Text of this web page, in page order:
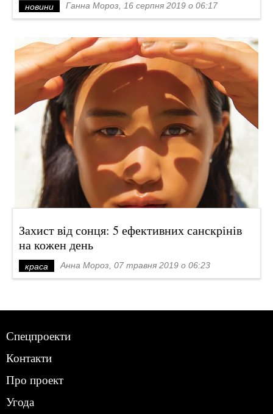
новини Ганна Мороз, 16 серпня 2019 о 06:17
Захист від сонця: 5 ефективних санскрінів
на кожен день
краса Анна Мороз, 07 травня 2019 о 06:23
Спецпроекти
Контакти
Про проект
Угода